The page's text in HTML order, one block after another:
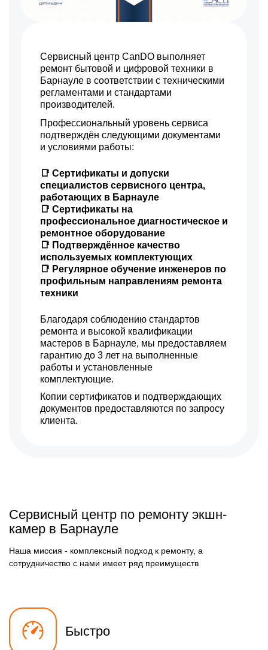
Сервисный центр CanDO выполняет
ремонт бытовой и цифровой техники в
Барнауле в соответствии с техническими
регламентами и стандартами
производителей.
Профессиональный уровень сервиса
подтверждён следующими документами
и условиями работы:
📑 Сертификаты и допуски
специалистов сервисного центра,
работающих в Барнауле
📑 Сертификаты на
профессиональное диагностическое и
ремонтное оборудование
📑 Подтверждённое качество
используемых комплектующих
📑 Регулярное обучение инженеров по
профильным направлениям ремонта
техники
Благодаря соблюдению стандартов
ремонта и высокой квалификации
мастеров в Барнауле, мы предоставляем
гарантию до 3 лет на выполненные
работы и установленные
комплектующие.
Копии сертификатов и подтверждающих
документов предоставляются по запросу
клиента.
Сервисный центр по ремонту экшн-
камер в Барнауле
Наша миссия - комплексный подход к ремонту, а
сотрудничество с нами имеет ряд преимуществ
Быстро